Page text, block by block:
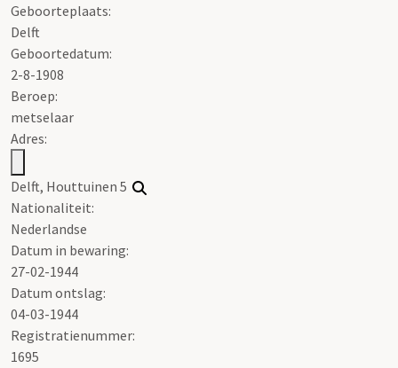
Geboorteplaats:
Delft
Geboortedatum:
2-8-1908
Beroep:
metselaar
Adres:
Delft, Houttuinen 5
Nationaliteit:
Nederlandse
Datum in bewaring:
27-02-1944
Datum ontslag:
04-03-1944
Registratienummer:
1695